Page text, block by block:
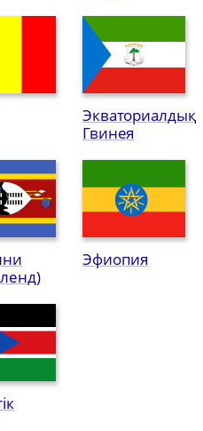
Экваториалдық
Гвинея
Эфиопия